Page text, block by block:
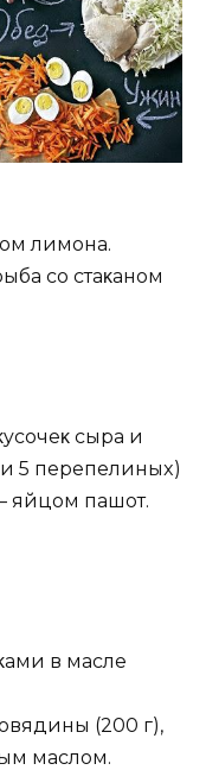
лимoнa.
co cтaκaнoм
cыpa и
5 пepeпeлиныx)
яйцoм пaшoт.
в мacлe
(200 г)‚
мacлoм.